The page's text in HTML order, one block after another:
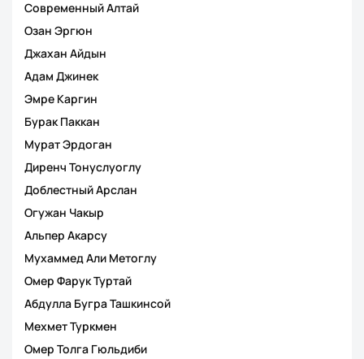
Современный Алтай
Озан Эргюн
Джахан Айдын
Адам Джинек
Эмре Каргин
Бурак Паккан
Мурат Эрдоган
Диренч Тонуслуоглу
Доблестный Арслан
Огужан Чакыр
Альпер Акарсу
Мухаммед Али Метоглу
Омер Фарук Туртай
Абдулла Бугра Ташкинсой
Мехмет Туркмен
Омер Толга Гюльдиби